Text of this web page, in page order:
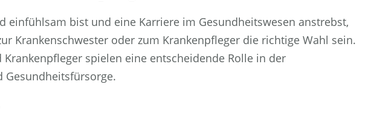
einfühlsam bist und eine Karriere im Gesundheitswesen anstrebst,
Krankenschwester oder zum Krankenpfleger die richtige Wahl sein.
Krankenpfleger spielen eine entscheidende Rolle in der
Gesundheitsfürsorge.